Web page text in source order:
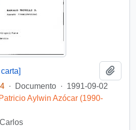
· Documento · 1991-09-02
Aylwin Azócar (1990-